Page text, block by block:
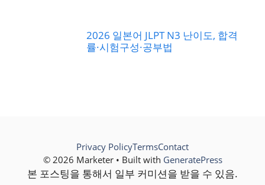
2026 일본어 JLPT N3 난이도, 합격
률·시험구성·공부법
© 2026 Marketer • Built with GeneratePress
본 포스팅을 통해서 일부 커미션을 받을 수 있음.
Privacy PolicyTermsContact